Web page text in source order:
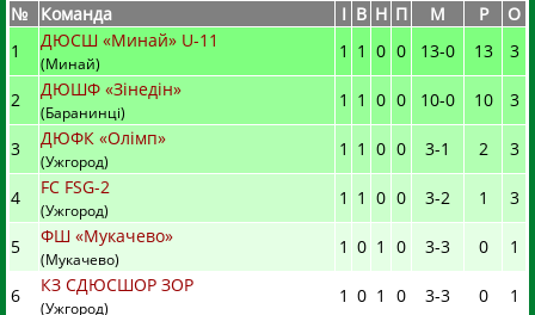
№ Команда I В Н П М Р
О
1
ДЮСШ «Минай» U-11
(Минай)
1 1 0 0 13-0 13 3
2 ДЮШФ «Зінедін»
(Баранинці)
1 1 0 0 10-0 10 3
3 ДЮФК «Олімп»
(Ужгород)
1 1 0 0 3-1 2 3
4 FC FSG-2
(Ужгород)
1 1 0 0 3-2 1 3
5 ФШ «Мукачево»
(Мукачево)
1 0 1 0 3-3 0 1
6 КЗ СДЮСШОР ЗОР
(Ужгород)
1 0 1 0 3-3 0 1